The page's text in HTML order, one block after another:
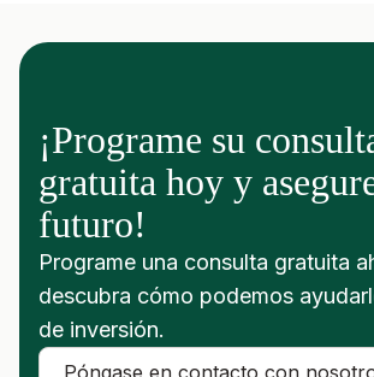
¡Programe su
gratuita hoy y
futuro!
Programe una consulta gratuita
descubra cómo podemos
de inversión.